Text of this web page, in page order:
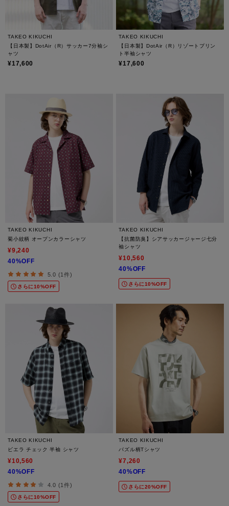
TAKEO KIKUCHI
【日本製】DotAir（R）サッカー7分袖シ
ャツ
¥17,600
TAKEO KIKUCHI
【日本製】DotAir（R）リゾートプリン
ト半袖シャツ
¥17,600
TAKEO KIKUCHI
菊小紋柄 オープンカラーシャツ
¥9,240
40%OFF
5.0 (1件)
さらに10%OFF
TAKEO KIKUCHI
【抗菌防臭】シアサッカージャージ七分
袖シャツ
¥10,560
40%OFF
さらに10%OFF
TAKEO KIKUCHI
ビエラ チェック 半袖 シャツ
¥10,560
40%OFF
4.0 (1件)
さらに10%OFF
TAKEO KIKUCHI
パズル柄Tシャツ
¥7,260
40%OFF
さらに20%OFF